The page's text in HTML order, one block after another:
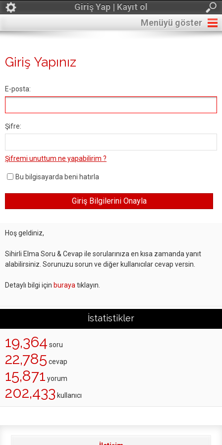
Giriş Yap | Kayıt ol
Menüyü göster
Giriş Yapınız
E-posta:
Şifre:
Şifremi unuttum ne yapabilirim ?
Bu bilgisayarda beni hatırla
Hoş geldiniz,
Sihirli Elma Soru & Cevap ile sorularınıza en kısa zamanda yanıt
alabilirsiniz. Sorunuzu sorun ve diğer kullanıcılar cevap versin.
Detaylı bilgi için buraya tıklayın.
İstatistikler
19,364 soru
22,785 cevap
15,871 yorum
202,433 kullanıcı